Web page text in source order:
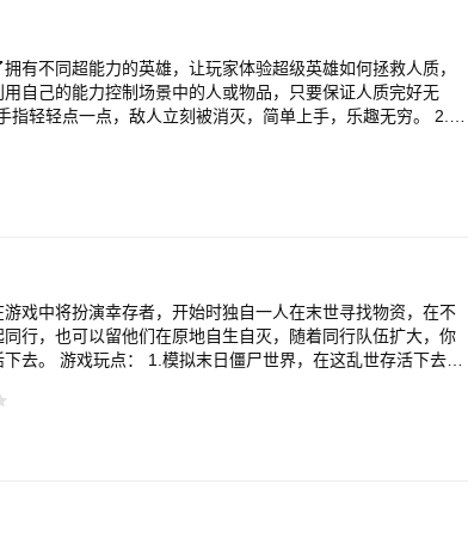
有不同超能力的英雄，让玩家体验超级英雄如何拯救人质，
自己的能力控制场景中的人或物品，只要保证人质完好无
戏中将扮演幸存者，开始时独自一人在末世寻找物资，在不
行，也可以留他们在原地自生自灭，随着同行队伍扩大，你
存活下去。